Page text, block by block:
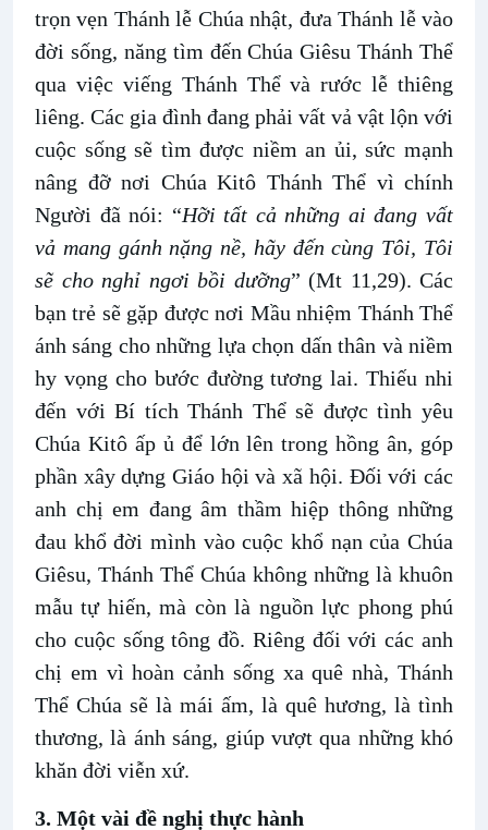
trọn vẹn Thánh lễ Chúa nhật, đưa Thánh lễ vào
đời sống, năng tìm đến Chúa Giêsu Thánh Thể
qua việc viếng Thánh Thể và rước lễ thiêng
liêng. Các gia đình đang phải vất vả vật lộn với
cuộc sống sẽ tìm được niềm an ủi, sức mạnh
nâng đỡ nơi Chúa Kitô Thánh Thể vì chính
Người đã nói: “Hỡi tất cả những ai đang vất
vả mang gánh nặng nề, hãy đến cùng Tôi, Tôi
sẽ cho nghỉ ngơi bồi dưỡng” (Mt 11,29). Các
bạn trẻ sẽ gặp được nơi Mầu nhiệm Thánh Thể
ánh sáng cho những lựa chọn dấn thân và niềm
hy vọng cho bước đường tương lai. Thiếu nhi
đến với Bí tích Thánh Thể sẽ được tình yêu
Chúa Kitô ấp ủ để lớn lên trong hồng ân, góp
phần xây dựng Giáo hội và xã hội. Đối với các
anh chị em đang âm thầm hiệp thông những
đau khổ đời mình vào cuộc khổ nạn của Chúa
Giêsu, Thánh Thể Chúa không những là khuôn
mẫu tự hiến, mà còn là nguồn lực phong phú
cho cuộc sống tông đồ. Riêng đối với các anh
chị em vì hoàn cảnh sống xa quê nhà, Thánh
Thể Chúa sẽ là mái ấm, là quê hương, là tình
thương, là ánh sáng, giúp vượt qua những khó
khăn đời viễn xứ.
3. Một vài đề nghị thực hành